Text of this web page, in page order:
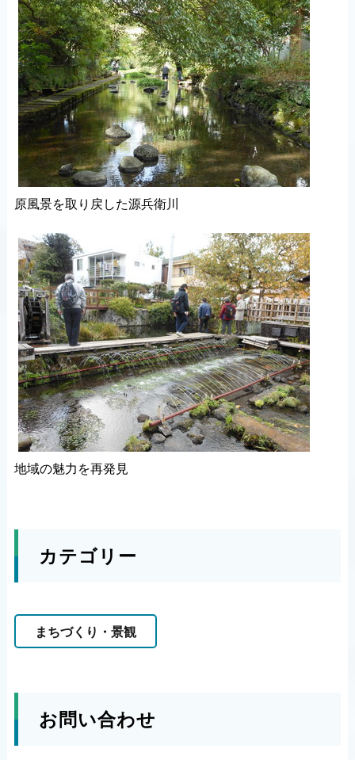
原風景を取り戻した源兵衛川
地域の魅力を再発見
カテゴリー
まちづくり・景観
お問い合わせ